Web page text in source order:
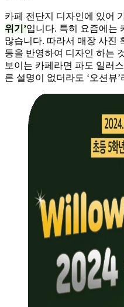
카페 전단지 디자인에 있어
위기’입니다. 특히 요즘에는
많습니다. 따라서 매장 사진
등을 반영하여 디자인 하는
보이는 카페라면 파도 일러
른 설명이 없더라도 ‘오션뷰